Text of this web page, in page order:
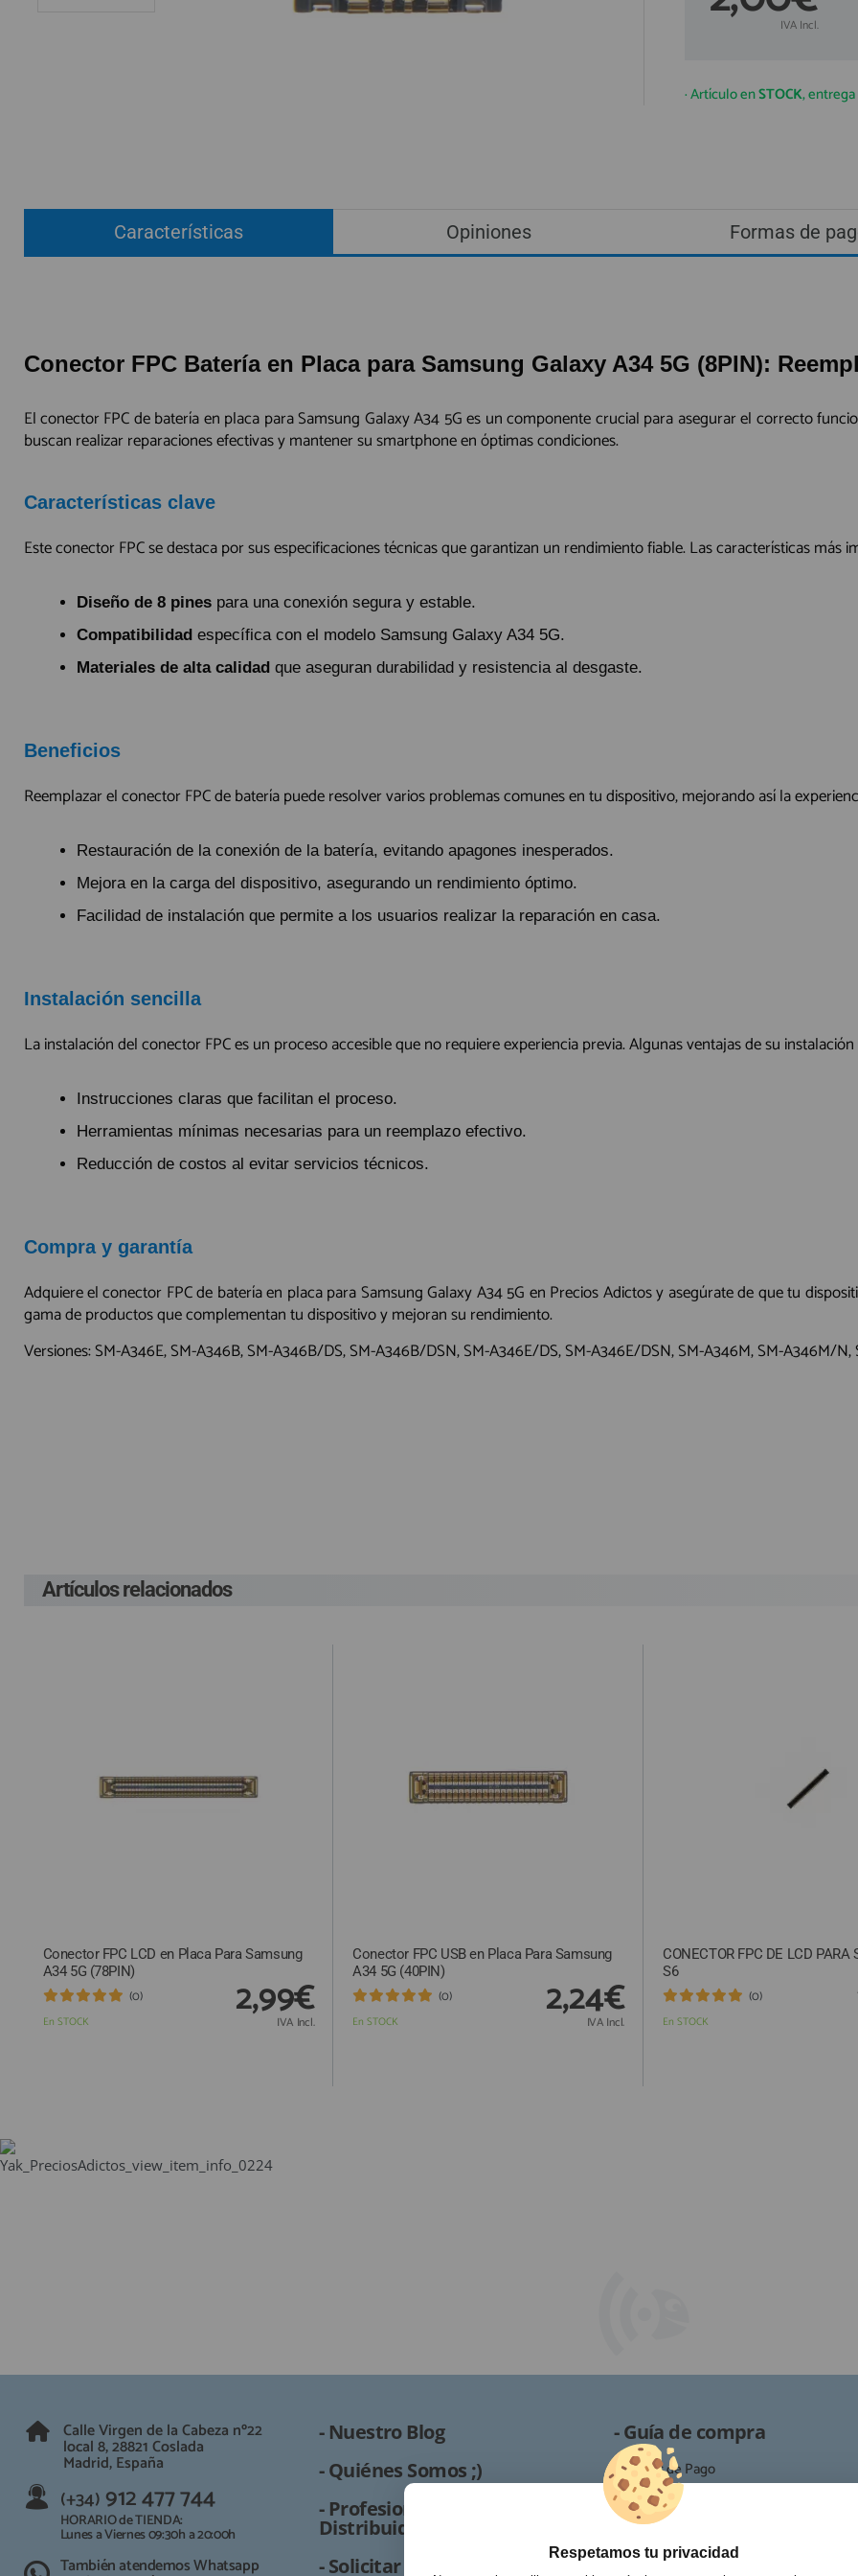
PROFESIONALES / DISTRIBUIDOR
SOLICITAR REPARACIÓN
NUESTRO BLOG
QUIÉNES SOMOS
(+34)912 477 744
info@preciosadictos.com
IVA Incl.
· Artículo enSTOCK,
Características Opiniones Formas de
Conector FPC Batería en Placa para Samsung Galaxy A34 5G (8PIN):
El conector FPC de batería en placa para Samsung Galaxy A34 5G es un componente crucial para asegurar el correcto
buscan realizar reparaciones efectivas y mantener su smartphone en óptimas condiciones.
Características clave
Este conector FPC se destaca por sus especificaciones técnicas que garantizan un rendimiento fiable. Las características más
Diseño de 8 pinespara una conexión segura y estable.
Compatibilidadespecífica con el modelo Samsung Galaxy A34 5G.
Materiales de alta calidadque aseguran durabilidad y resistencia al desgaste.
Beneficios
Reemplazar el conector FPC de batería puede resolver varios problemas comunes en tu dispositivo, mejorando así la
Restauración de la conexión de la batería, evitando apagones inesperados.
Mejora en la carga del dispositivo, asegurando un rendimiento óptimo.
Facilidad de instalación que permite a los usuarios realizar la reparación en casa.
Instalación sencilla
La instalación del conector FPC es un proceso accesible que no requiere experiencia previa. Algunas ventajas de su instalación
Instrucciones claras que facilitan el proceso.
Herramientas mínimas necesarias para un reemplazo efectivo.
Reducción de costos al evitar servicios técnicos.
Compra y garantía
Adquiere el conector FPC de batería en placa para Samsung Galaxy A34 5G en Precios Adictos y asegúrate de que tu
gama de productos que complementan tu dispositivo y mejoran su rendimiento.
Versiones: SM-A346E, SM-A346B, SM-A346B/DS, SM-A346B/DSN, SM-A346E/DS, SM-A346E/DSN, SM-A346M, SM-A346M/
compra, según la Ley Ministerial de Comercio Electrónico 34/2002 “
Artículos relacionados
Conector FPC LCD en Placa Para Samsung
A34 5G (78PIN)
En STOCK
(0) 2,99€
IVA Incl.
Conector FPC USB en Placa Para Samsung
A34 5G (40PIN)
En STOCK
(0) 2,24€
IVA Incl.
CONECTOR FPC DE LCD PARA
S6
En STOCK
(0)
Calle Virgen de la Cabeza nº22
local 8, 28821 Coslada
Madrid, España
(+34) 912 477 744
HORARIO de TIENDA:
Lunes a Viernes 09:30h a 20:00h
También atendemos Whatsapp
- Nuestro Blog
- Quiénes Somos ;)
- Profesionales /
Distribuidor
- Solicitar Reparación
- Guía de compra
· Formas de Pago
· Proceso de RMA
· Condiciones de contratación
· Política de devoluciones
· Resolución de Litigios en Línea
Respetamos tu privacidad